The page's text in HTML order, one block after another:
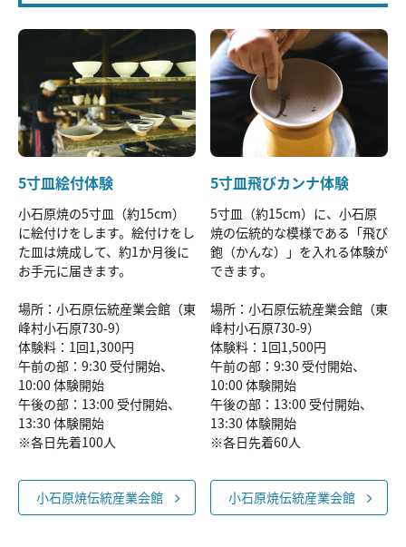
5寸皿絵付体験
小石原焼の5寸皿（約15cm）
に絵付けをします。絵付けをし
た皿は焼成して、約1か月後に
お手元に届きます。
場所：小石原伝統産業会館（東
峰村小石原730-9）
体験料：1回1,300円
午前の部：9:30 受付開始、
10:00 体験開始
午後の部：13:00 受付開始、
13:30 体験開始
※各日先着100人
小石原焼伝統産業会館
5寸皿飛びカンナ体験
5寸皿（約15cm）に、小石原
焼の伝統的な模様である「飛び
鉋（かんな）」を入れる体験が
できます。
場所：小石原伝統産業会館（東
峰村小石原730-9）
体験料：1回1,500円
午前の部：9:30 受付開始、
10:00 体験開始
午後の部：13:00 受付開始、
13:30 体験開始
※各日先着60人
小石原焼伝統産業会館